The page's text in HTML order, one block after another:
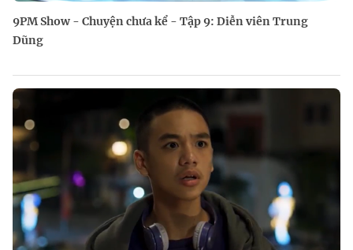
9PM Show - Chuyện chưa kể - Tập 9: Diễn viên Trung
Dũng